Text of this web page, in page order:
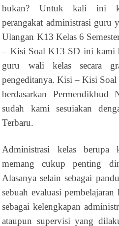
bukan? Untuk kali ini
perangakat administrasi guru
Ulangan K13 Kelas 6
– Kisi Soal K13 SD ini kami
guru wali kelas secara
pengeditanya. Kisi – Kisi
berdasarkan
sudah kami sesuiakan
Terbaru.
Administrasi kelas
memang cukup penting
Alasanya selain sebagai
sebuah evaluasi
sebagai kelengkapan
ataupun supervisi yang